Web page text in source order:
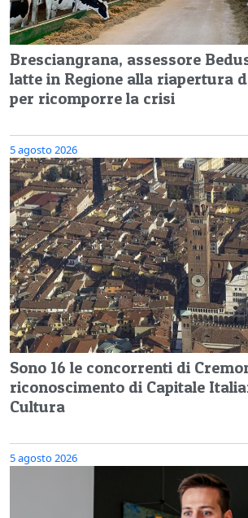
Bresciangrana, assessore
latte in Regione alla riapertura
per ricomporre la crisi
5 agosto 2026
Sono 16 le concorrenti di
riconoscimento di Capitale
Cultura
5 agosto 2026